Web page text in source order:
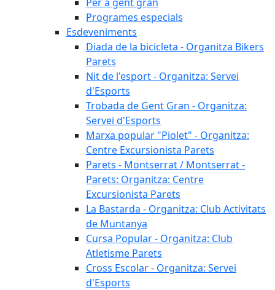
Programes especials
Esdeveniments
Diada de la bicicleta - Organitza Bikers
Parets
Nit de l'esport - Organitza: Servei
d'Esports
Trobada de Gent Gran - Organitza:
Servei d'Esports
Marxa popular "Piolet" - Organitza:
Centre Excursionista Parets
Parets - Montserrat / Montserrat -
Parets: Organitza: Centre
Excursionista Parets
La Bastarda - Organitza: Club Activitats
de Muntanya
Cursa Popular - Organitza: Club
Atletisme Parets
Cross Escolar - Organitza: Servei
d'Esports